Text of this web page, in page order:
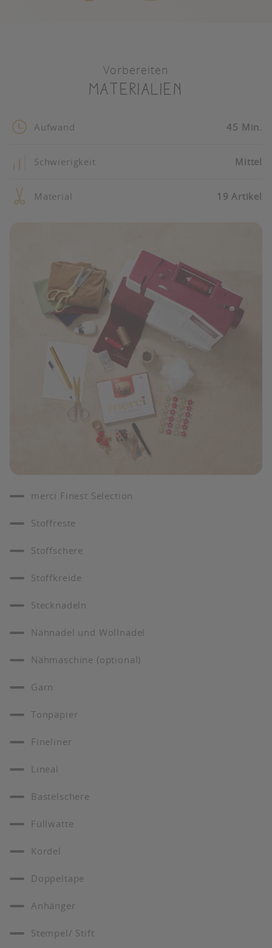
Vorbereiten
Materialien
Aufwand 45 Min.
Schwierigkeit Mittel
Material 19 Artikel
merci Finest Selection
Stoffreste
Stoffschere
Stoffkreide
Stecknadeln
Nähnadel und Wollnadel
Nähmaschine (optional)
Garn
Tonpapier
Fineliner
Lineal
Bastelschere
Füllwatte
Kordel
Doppeltape
Anhänger
Stempel/ Stift